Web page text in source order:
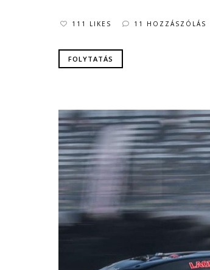
111 LIKES 11 HOZZÁSZÓLÁS
FOLYTATÁS